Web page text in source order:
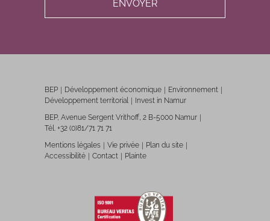
BEP Développement économique
Environnement
Développement territorial
Invest in Namur
BEP, Avenue Sergent Vrithoff, 2 B-5000 Namur
Tél. +32 (0)81/71 71 71
Mentions légales
Vie privée
Plan du site
Accessibilité
Contact Plainte